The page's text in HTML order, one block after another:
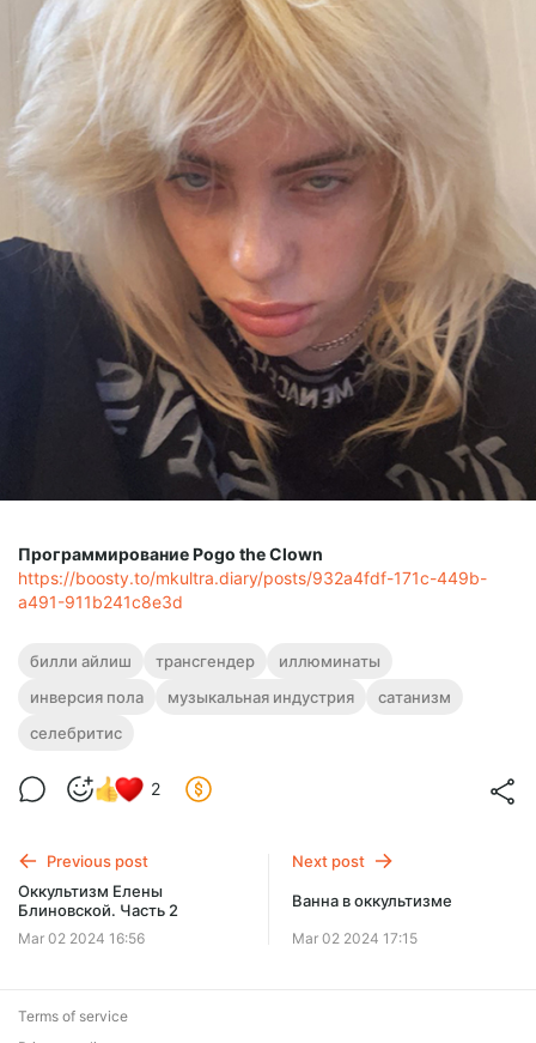
Программирование Pogo the Clown
https://boosty.to/mkultra.diary/posts/932a4fdf-171c-449b-
a491-911b241c8e3d
билли айлиш трансгендер
иллюминаты
инверсия пола
музыкальная индустрия
сатанизм
селебритис
2
Previous post
Оккультизм Елены
Блиновской. Часть 2
Mar 02 2024 16:56
Next post
Ванна в оккультизме
Mar 02 2024 17:15
Terms of service